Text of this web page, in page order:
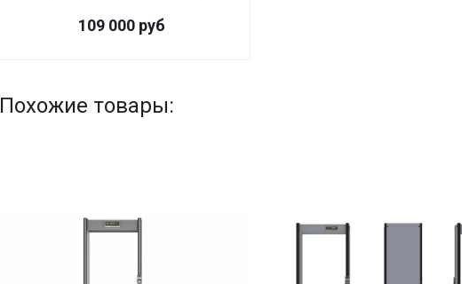
109 000руб
Похожие товары: